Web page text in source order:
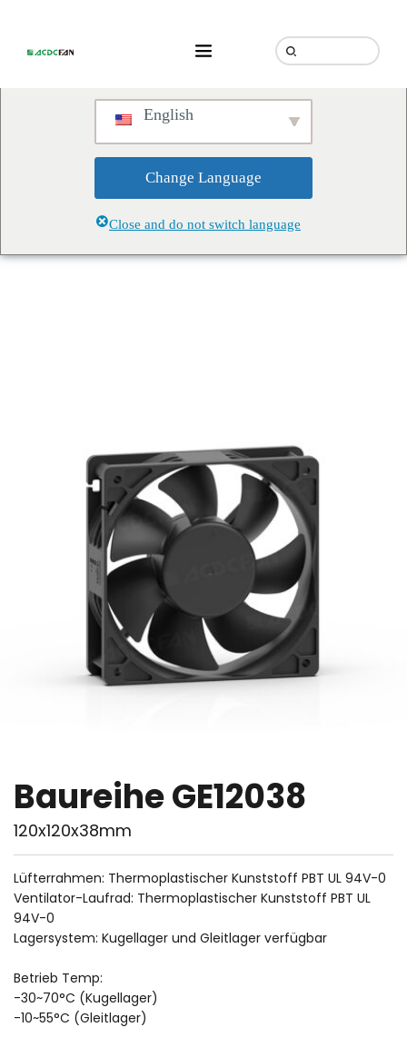
speaking a different language.
Do you want to change to:
English
Change Language
Close and do not switch language
Baureihe GE12038
120x120x38mm
Lüfterrahmen: Thermoplastischer Kunststoff PBT UL 94V-0
Ventilator-Laufrad: Thermoplastischer Kunststoff PBT UL
94V-0
Lagersystem: Kugellager und Gleitlager verfügbar
Betrieb Temp:
-30~70°C (Kugellager)
-10~55°C (Gleitlager)